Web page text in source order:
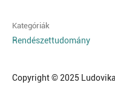
Kategóriák
Rendészettudomány
Copyright © 2025